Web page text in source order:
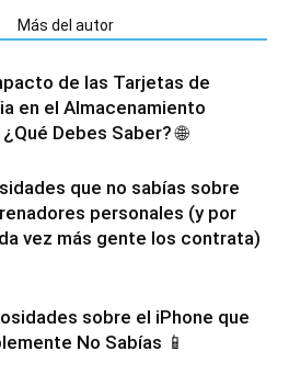
Más del autor
de las Tarjetas de
en el Almacenamiento
Debes Saber? 🌐
que no sabías sobre
personales (y por
vez más gente los contrata)
sobre el iPhone que
No Sabías 📱